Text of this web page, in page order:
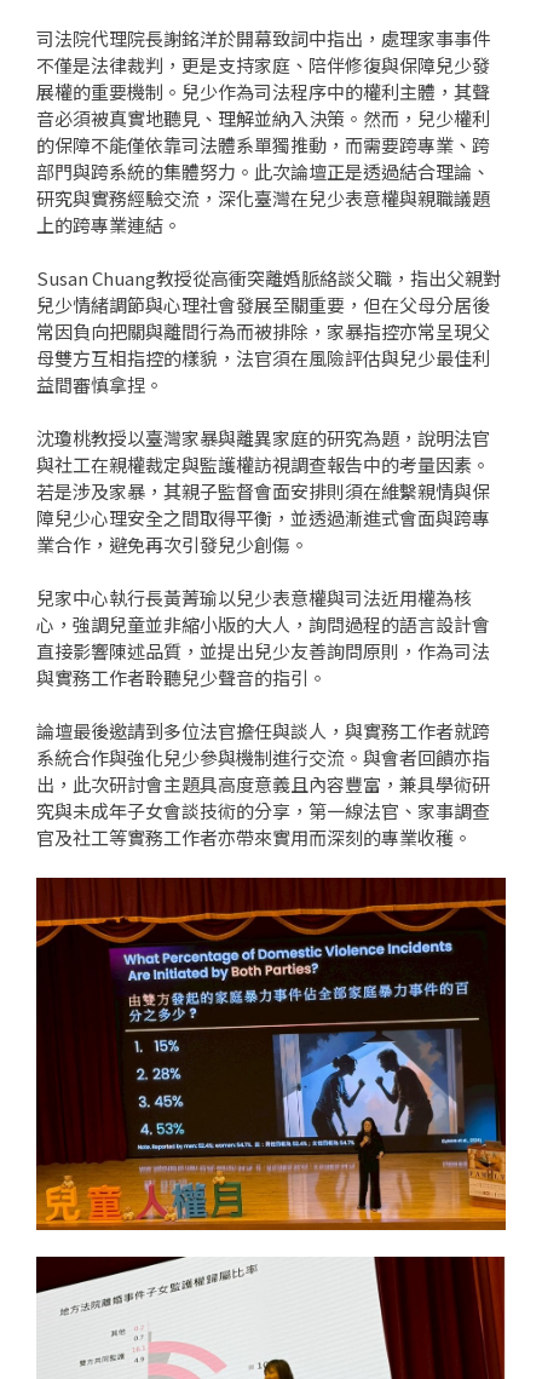
司法院代理院長謝銘洋於開幕致詞中指出，處理家事事件
不僅是法律裁判，更是支持家庭、陪伴修復與保障兒少發
展權的重要機制。兒少作為司法程序中的權利主體，其聲
音必須被真實地聽見、理解並納入決策。然而，兒少權利
的保障不能僅依靠司法體系單獨推動，而需要跨專業、跨
部門與跨系統的集體努力。此次論壇正是透過結合理論、
研究與實務經驗交流，深化臺灣在兒少表意權與親職議題
上的跨專業連結。
Susan Chuang教授從高衝突離婚脈絡談父職，指出父親對
兒少情緒調節與心理社會發展至關重要，但在父母分居後
常因負向把關與離間行為而被排除，家暴指控亦常呈現父
母雙方互相指控的樣貌，法官須在風險評估與兒少最佳利
益間審慎拿捏。
沈瓊桃教授以臺灣家暴與離異家庭的研究為題，說明法官
與社工在親權裁定與監護權訪視調查報告中的考量因素。
若是涉及家暴，其親子監督會面安排則須在維繫親情與保
障兒少心理安全之間取得平衡，並透過漸進式會面與跨專
業合作，避免再次引發兒少創傷。
兒家中心執行長黃菁瑜以兒少表意權與司法近用權為核
心，強調兒童並非縮小版的大人，詢問過程的語言設計會
直接影響陳述品質，並提出兒少友善詢問原則，作為司法
與實務工作者聆聽兒少聲音的指引。
論壇最後邀請到多位法官擔任與談人，與實務工作者就跨
系統合作與強化兒少參與機制進行交流。與會者回饋亦指
出，此次研討會主題具高度意義且內容豐富，兼具學術研
究與未成年子女會談技術的分享，第一線法官、家事調查
官及社工等實務工作者亦帶來實用而深刻的專業收穫。